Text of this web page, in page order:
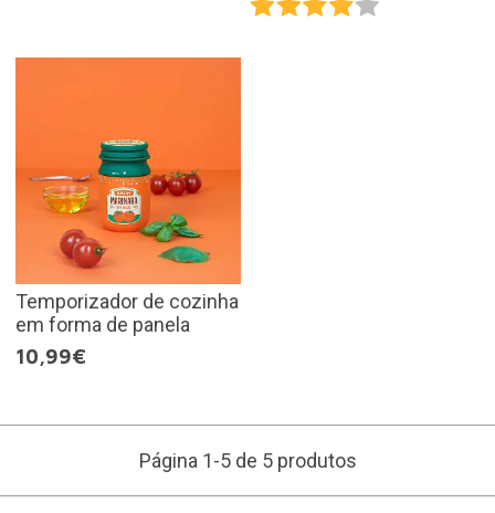
Temporizador de cozinha
em forma de panela
10,99€
Página 1-5 de 5 produtos